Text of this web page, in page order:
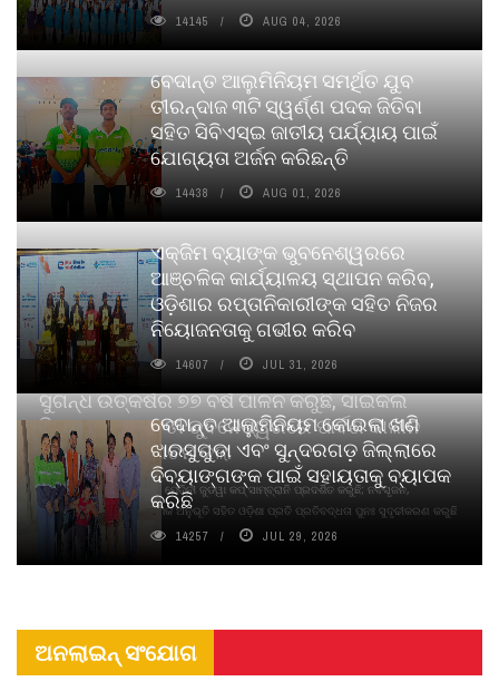
ସୁଗନ୍ଧ ଉତ୍କର୍ଷର ୭୭ ବର୍ଷ ପାଳନ କରୁଛି, ସାଇକଲ
ପିୟୋର୍‌ ଅଗରବତୀ ଭୁବନେଶ୍ୱରରେ ପାର୍ବଣ କାଳୀନ
ନବସୃଜନ ଉନ୍ମୋଚନ କଲା
ବାଉଁଶ ବିହୀନ କଠିନ ଧୂପ ଏବଂ ମେଦିନୀ ଜୁଡୱା କପ୍‌ ସାମ୍ବ୍ରାନି ପ୍ରଦର୍ଶିତ କରୁଛି; ନବସୃଜନ,
ଦୀର୍ଘସ୍ଥାୟିତା ଏବଂ ଆଧ୍ୟାତ୍ମିକ ଅନୁଭୂତି ସହିତ ଓଡ଼ିଶା ପ୍ରତି ପ୍ରତିବଦ୍ଧତା ପୁନଃ ସୁଦୃଢୀକରଣ କରୁଛି
14145 AUG 04, 2026
ବେଦାନ୍ତ ଆଲୁମିନିୟମ ସମର୍ଥିତ ଯୁବ
ତୀରନ୍ଦାଜ ୩ଟି ସ୍ୱର୍ଣ୍ଣ ପଦକ ଜିତିବା
ସହିତ ସିବିଏସ୍ଇ ଜାତୀୟ ପର୍ଯ୍ୟାୟ ପାଇଁ
ଯୋଗ୍ୟତା ଅର୍ଜନ କରିଛନ୍ତି
14438 AUG 01, 2026
ଏକ୍ଜିମ ବ୍ୟାଙ୍କ ଭୁବନେଶ୍ୱରରେ
ଆଞ୍ଚଳିକ କାର୍ଯ୍ୟାଳୟ ସ୍ଥାପନ କରିବ,
ଓଡ଼ିଶାର ରପ୍ତାନିକାରୀଙ୍କ ସହିତ ନିଜର
ନିୟୋଜନତାକୁ ଗଭୀର କରିବ
14607 JUL 31, 2026
ବେଦାନ୍ତ ଆଲୁମିନିୟମ କୋଇଲା ଖଣି
ଝାରସୁଗୁଡା ଏବଂ ସୁନ୍ଦରଗଡ଼ ଜିଲ୍ଲାରେ
ଦିବ୍ୟାଙ୍ଗଙ୍କ ପାଇଁ ସହାୟତାକୁ ବ୍ୟାପକ
କରିଛି
14257 JUL 29, 2026
ଅନଲାଇନ୍ ସଂଯୋଗ